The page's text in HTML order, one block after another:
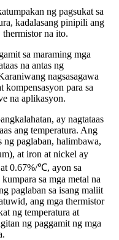
ng pagsukat sa
kadalasang pinipili ang
na ito.
sa maraming mga
na antas ng
nagsasagawa
kompensasyon para sa
na aplikasyon.
ay nagtataas
ang temperatura. Ang
ng paglaban, halimbawa,
at iron at nickel ay
0.67%/℃, ayon sa
sa mga metal na
paglaban sa isang maliit
ang mga thermistor
ng temperatura at
ng paggamit ng mga